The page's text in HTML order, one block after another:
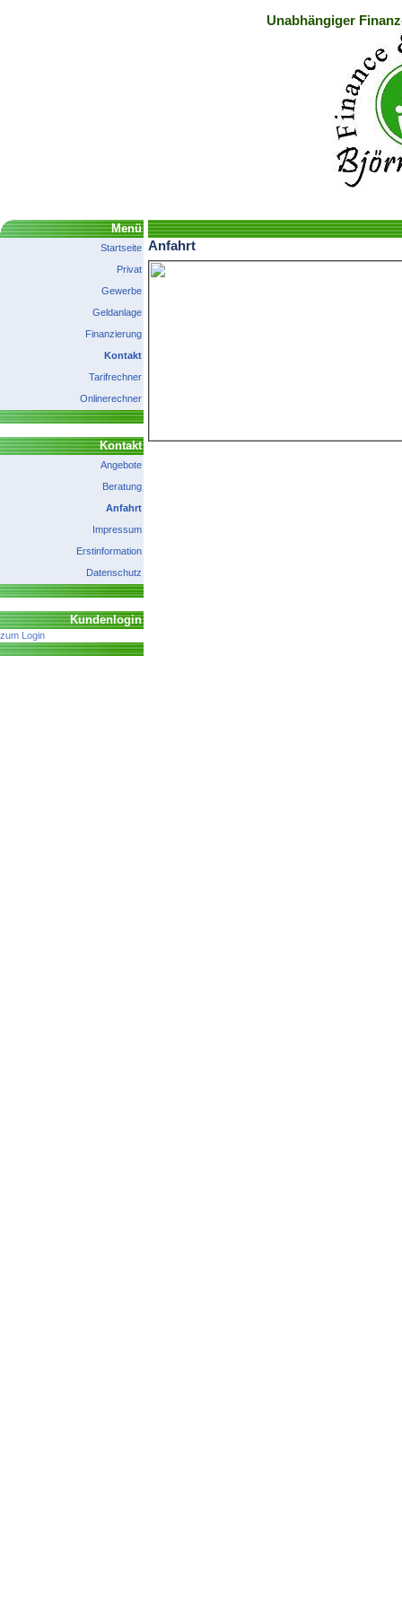
Unabhängiger
Menü
Startseite
Privat
Gewerbe
Geldanlage
Finanzierung
Kontakt
Tarifrechner
Onlinerechner
Kontakt
Angebote
Beratung
Anfahrt
Impressum
Erstinformation
Datenschutz
Kundenlogin
zum Login
Anfahrt